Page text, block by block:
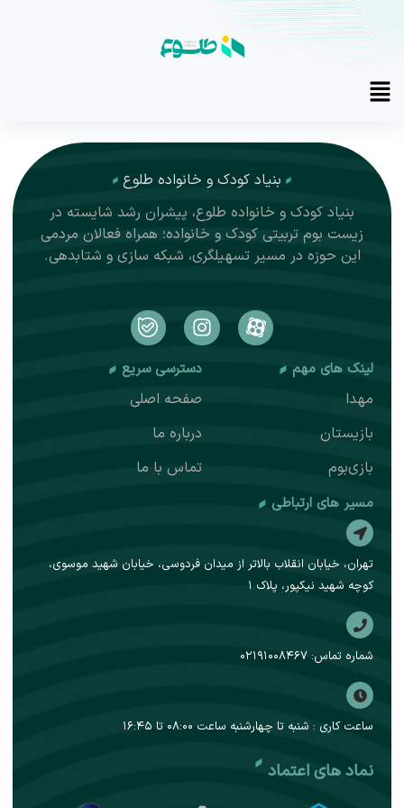
Main
Menu
بنیاد کودک و خانواده طلوع
بنیاد کودک و خانواده طلوع، پیشران رشد شایسته در
زیست بوم تربیتی کودک و خانواده؛ همراه فعالان مردمی
این حوزه در مسیر تسهیلگری، شبکه سازی و شتابدهی.
I
n
s
t
a
r
a
m
لینک های مهم
مهدا
بازیستان
بازی‌بوم
دسترسی سریع
صفحه اصلی
درباره ما
تماس با ما
مسیر های ارتباطی
تهران، خیابان انقلاب بالاتر از میدان فردوسی، خیابان شهید موسوی،
کوچه شهید نیکپور، پلاک ۱
شماره تماس: ۰۲۱۹۱۰۰۸۴۶۷
ساعت کاری : شنبه تا چهارشنبه ساعت ۰۸:۰۰ تا ۱۶:۴۵
نماد های اعتماد